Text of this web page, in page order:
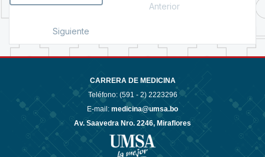
Anterior
Siguiente
CARRERA DE MEDICINA
Teléfono: (591 - 2) 2223296
E-mail: medicina@umsa.bo
Av. Saavedra Nro. 2246, Miraflores